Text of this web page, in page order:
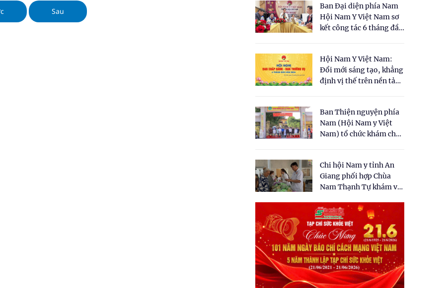
ương cơ sở 2 đón hơn 500 lượt khám
Sau
cho Luật Y dược cổ
truyền Việt Nam"
Ban Đại diện phía Nam
Hội Nam Y Việt Nam sơ
kết công tác 6 tháng đầu
Hội Nam Y Việt Nam:
Đổi mới sáng tạo, khẳng
định vị thế trên nền tảng
Ban Thiện nguyện phía
Nam (Hội Nam y Việt
Nam) tổ chức khám chữa
dân tại xã Tân Tập
Chi hội Nam y tỉnh An
Giang phối hợp Chùa
Nam Thạnh Tự khám và
nhân dân